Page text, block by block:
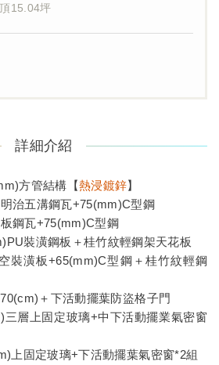
15.04坪
詳細介紹
方管結構【熱浸鍍鋅】
治五溝鋼瓦+75(mm)C型鋼
瓦+75(mm)C型鋼
裝潢鋼板＋桂竹紋輕鋼架天花板
潢板+65(mm)C型鋼＋桂竹紋輕鋼
＋下活動擺葉防盜格子門
上固定玻璃+中下活動擺業氣密窗
定玻璃+下活動擺葉氣密窗*2組